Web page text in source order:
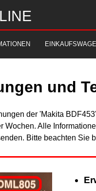
und
der 'Makita
Wochen. Alle
Bitte beachten Sie